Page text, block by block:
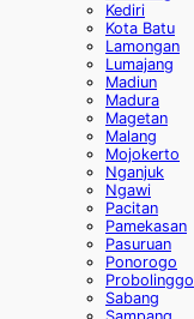
Kediri
Kota Batu
Lamongan
Lumajang
Madiun
Madura
Magetan
Malang
Mojokerto
Nganjuk
Ngawi
Pacitan
Pamekasan
Pasuruan
Ponorogo
Probolinggo
Sabang